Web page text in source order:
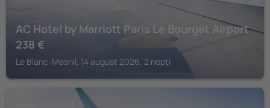
AC Hotel by Marriott Paris Le Bourget Airport
238 €
Le Blanc-Mesnil, 14 august 2026, 2 nopți